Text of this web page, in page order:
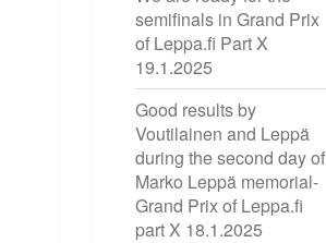
semifinals in Grand Prix
of Leppa.fi Part X
19.1.2025
Good results by
Voutilainen and Leppä
during the second day of
Marko Leppä memorial-
Grand Prix of Leppa.fi
part X 18.1.2025